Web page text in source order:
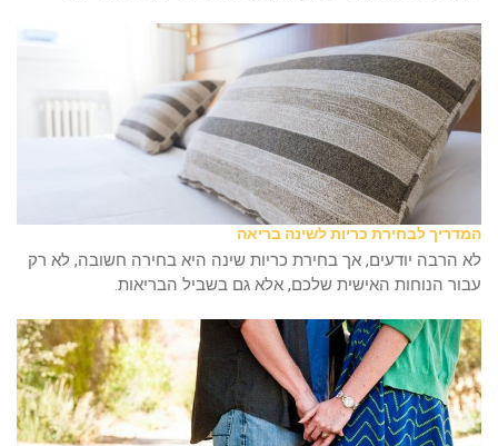
המדריך לבחירת כריות לשינה בריאה
לא הרבה יודעים, אך בחירת כריות שינה היא בחירה חשובה, לא רק
עבור הנוחות האישית שלכם, אלא גם בשביל הבריאות.